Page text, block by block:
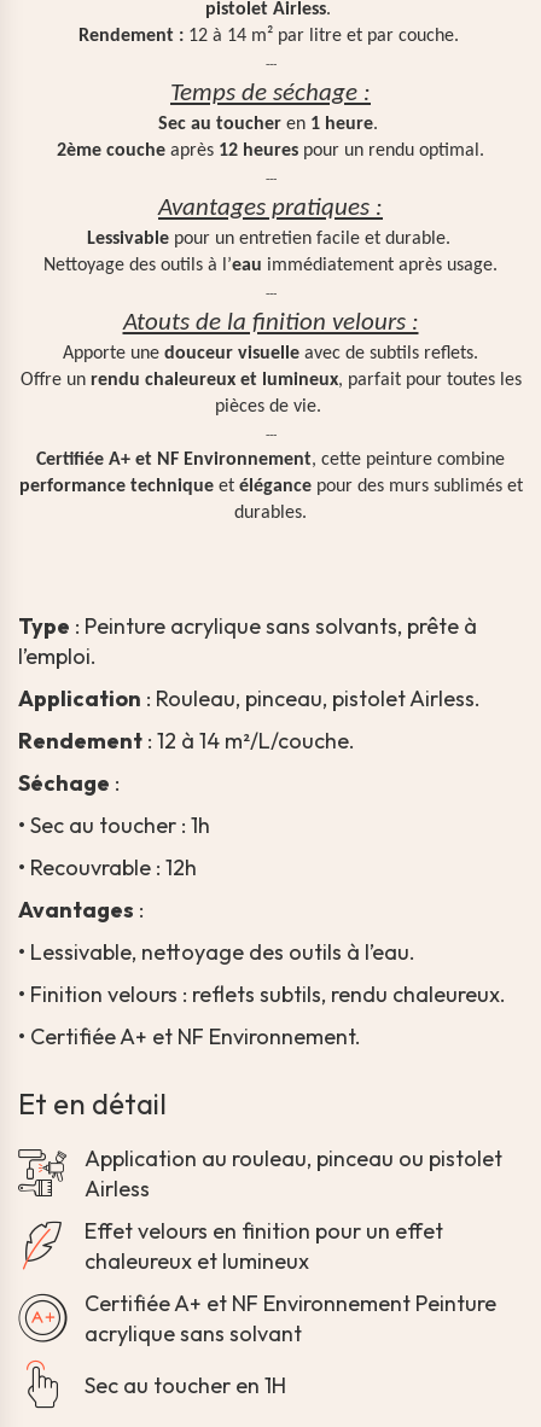
pistolet Airless.
Rendement :12 à 14 m² par litre et par couche.
---
Temps de séchage :
Sec au toucher en 1 heure.
2ème couche après 12 heures pour un rendu optimal.
---
Avantages pratiques :
Lessivable pour un entretien facile et durable.
Nettoyage des outils à l’eau immédiatement après usage.
---
Atouts de la finition velours :
Apporte une douceur visuelle avec de subtils reflets.
Offre un rendu chaleureux et lumineux, parfait pour toutes les
pièces de vie.
---
Certifiée A+ et NF Environnement, cette peinture combine
performance techniqueet élégancepour des murs sublimés et
durables.
Type : Peinture acrylique sans solvants, prête à
l’emploi.
Application : Rouleau, pinceau, pistolet Airless.
Rendement : 12 à 14 m²/L/couche.
Séchage :
• Sec au toucher : 1h
• Recouvrable : 12h
Avantages :
• Lessivable, nettoyage des outils à l’eau.
• Finition velours : reflets subtils, rendu chaleureux.
• Certifiée A+ et NF Environnement.
Et en détail
Application au rouleau, pinceau ou pistolet
Airless
Effet velours en finition pour un effet
chaleureux et lumineux
Certifiée A+ et NF Environnement Peinture
acrylique sans solvant
Sec au toucher en 1H